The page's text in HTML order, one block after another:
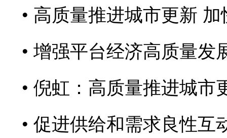
高质量推进城市更新
增强平台经济高质量发
倪虹：高质量推进城市
促进供给和需求良性互